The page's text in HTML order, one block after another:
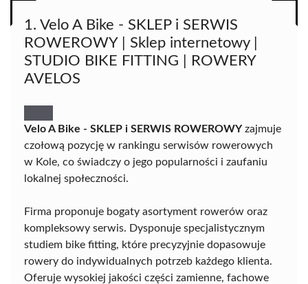
1. Velo A Bike - SKLEP i SERWIS
ROWEROWY | Sklep internetowy |
STUDIO BIKE FITTING | ROWERY
AVELOS
Velo A Bike - SKLEP i SERWIS ROWEROWYzajmuje
czołową pozycję w rankingu serwisów rowerowych
w Kole, co świadczy o jego popularności i zaufaniu
lokalnej społeczności.
Firma proponuje bogaty asortyment rowerów oraz
kompleksowy serwis. Dysponuje specjalistycznym
studiem bike fitting, które precyzyjnie dopasowuje
rowery do indywidualnych potrzeb każdego klienta.
Oferuje wysokiej jakości części zamienne, fachowe